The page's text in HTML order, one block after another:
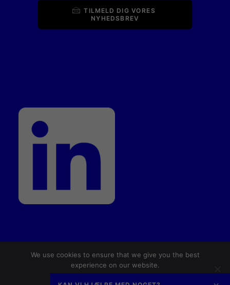
TILMELD DIG VORES
NYHEDSBREV
© 2026 Dansk AM Hub. All rights reserved
We use cookies to ensure that we give you the best
experience on our website.
Ok
No Privacy policy